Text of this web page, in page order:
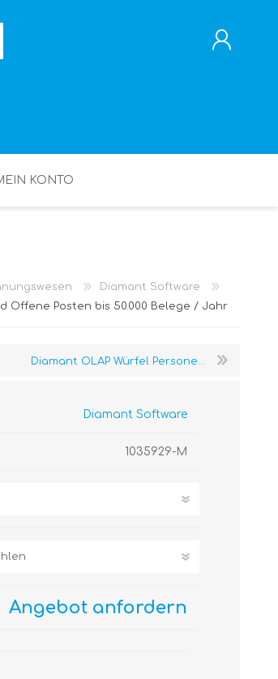
KONTO
Diamant Software
Offene Posten bis 50.000 Belege / Jahr
Diamant OLAP Würfel Persone...
Diamant Software
1035929-M
Angebot anfordern